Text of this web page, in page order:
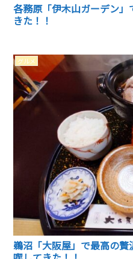
各務原「伊木山ガーデン
きた！！
グルメ
鵜沼「大阪屋」で最高の